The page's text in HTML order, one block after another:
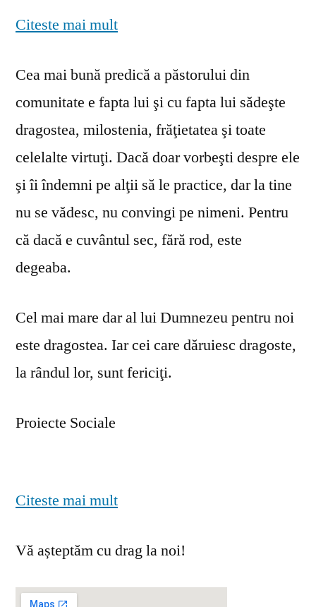
Citeste mai mult
Cea mai bună predică a păstorului din
comunitate e fapta lui şi cu fapta lui sădeşte
dragostea, milostenia, frăţietatea şi toate
celelalte virtuţi. Dacă doar vorbeşti despre ele
şi îi îndemni pe alţii să le practice, dar la tine
nu se vă­desc, nu convingi pe nimeni. Pentru
că dacă e cuvântul sec, fără rod, este
degeaba.
Cel mai mare dar al lui Dumnezeu pentru noi
este dragostea. Iar cei care dăruiesc dragoste,
la rândul lor, sunt fericiţi.
Proiecte Sociale
Citeste mai mult
Vă așteptăm cu drag la noi!